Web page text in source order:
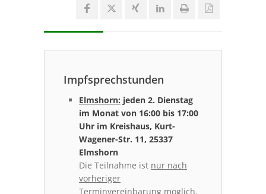
Impfsprechstunden
Elmshorn: jeden 2. Dienstag
im Monat von 16:00 bis 17:00
Uhr im Kreishaus, Kurt-
Wagener-Str. 11, 25337
Elmshorn
Die Teilnahme ist nur nach
vorheriger
Terminvereinbarung möglich.